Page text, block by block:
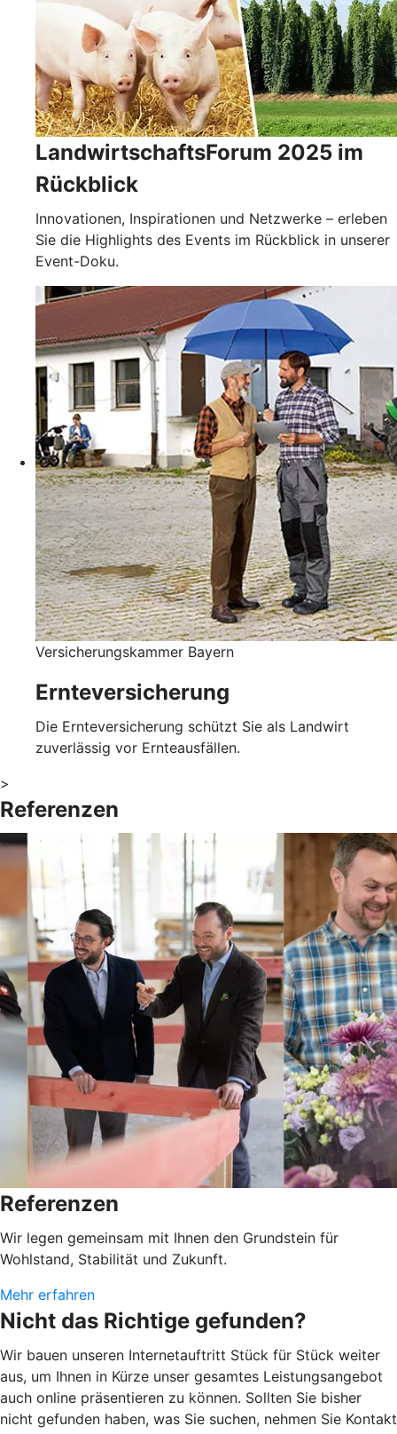
LandwirtschaftsForum 2025 im
Rückblick
Innovationen, Inspirationen und Netzwerke – erleben
Sie die Highlights des Events im Rückblick in unserer
Event-Doku.
Versicherungskammer Bayern
Ernteversicherung
Die Ernteversicherung schützt Sie als Landwirt
zuverlässig vor Ernteausfällen.
>
Referenzen
Referenzen
Wir legen gemeinsam mit Ihnen den Grundstein für
Wohlstand, Stabilität und Zukunft.
Mehr erfahren
Nicht das Richtige gefunden?
Wir bauen unseren Internetauftritt Stück für Stück weiter
aus, um Ihnen in Kürze unser gesamtes Leistungsangebot
auch online präsentieren zu können. Sollten Sie bisher
nicht gefunden haben, was Sie suchen, nehmen Sie Kontakt